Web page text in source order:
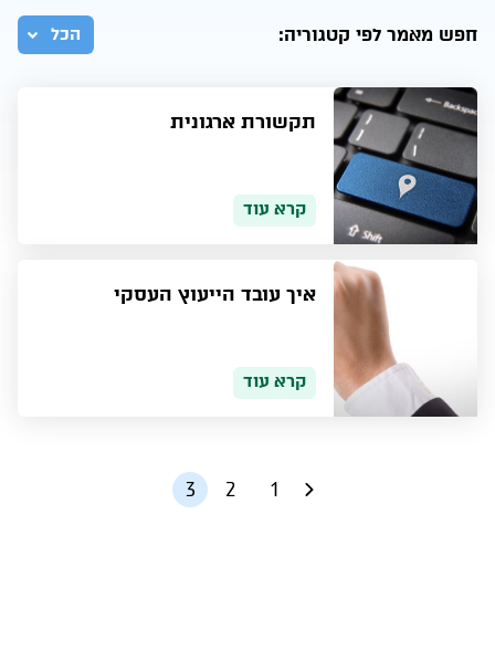
חפש מאמר לפי קטגוריה: הכל
תקשורת ארגונית
קרא עוד
איך עובד הייעוץ העסקי
קרא עוד
1
2
3